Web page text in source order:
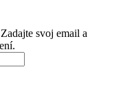
svoj email a